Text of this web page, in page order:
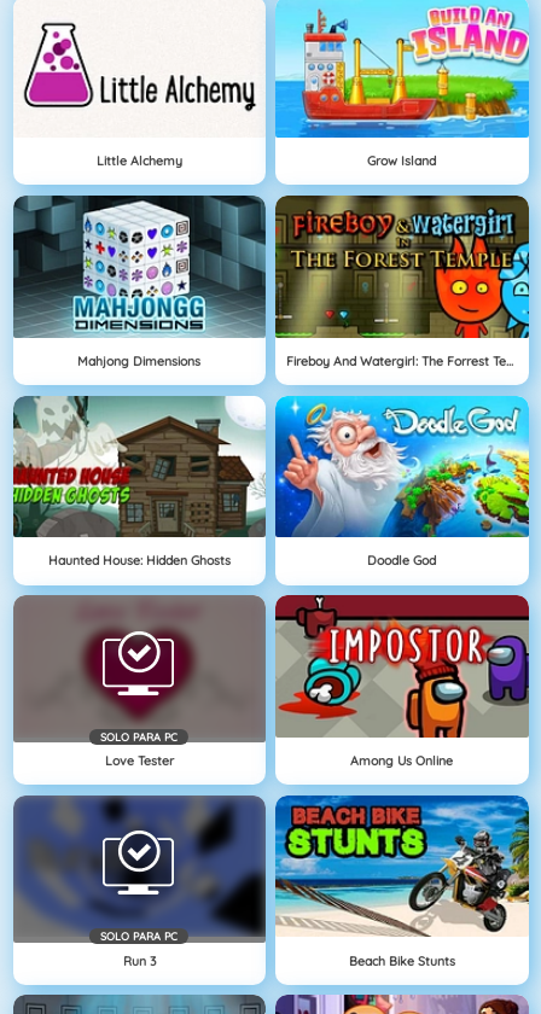
Little Alchemy Grow Island
Mahjong Dimensions Fireboy And Watergirl: The Forrest Temple
Haunted House: Hidden Ghosts Doodle God
SOLO PARA PC
Love Tester Among Us Online
SOLO PARA PC
Run 3 Beach Bike Stunts